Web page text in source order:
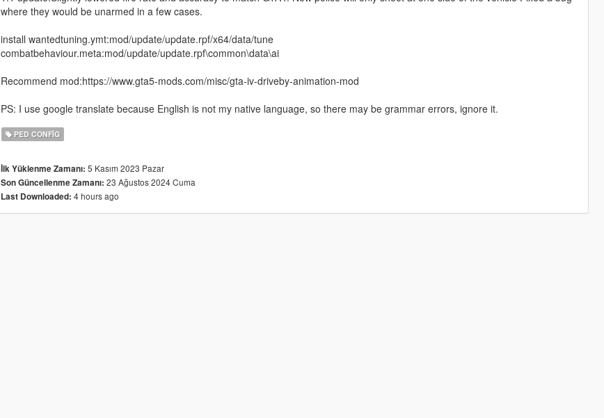
where they would be unarmed in a few cases.
install wantedtuning.ymt:mod/update/update.rpf/x64/data/tune
combatbehaviour.meta:mod/update/update.rpf\common\data\ai
Recommend mod:https://www.gta5-mods.com/misc/gta-iv-driveby-animation-mod
PS: I use google translate because English is not my native language, so there may be grammar errors, ignore it.
PED CONFIG
İlk Yüklenme Zamanı: 5 Kasım 2023 Pazar
Son Güncellenme Zamanı: 23 Ağustos 2024 Cuma
Last Downloaded: 4 hours ago